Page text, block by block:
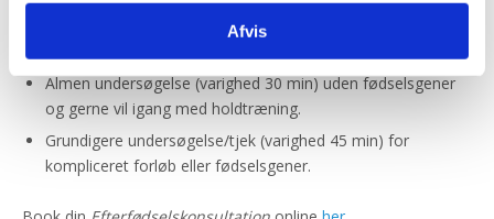
Afvis
Hvilken konsultation skal jeg vælge:
Almen undersøgelse (varighed 30 min) uden fødselsgener
og gerne vil igang med holdtræning.
Grundigere undersøgelse/tjek (varighed 45 min) for
kompliceret forløb eller fødselsgener.